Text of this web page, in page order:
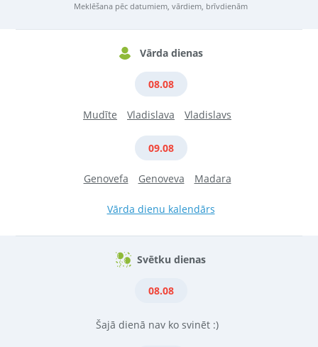
Meklēšana pēc datumiem, vārdiem, brīvdienām
Vārda dienas
08.08
Mudīte Vladislava Vladislavs
09.08
Genovefa Genoveva Madara
Vārda dienu kalendārs
Svētku dienas
08.08
Šajā dienā nav ko svinēt :)